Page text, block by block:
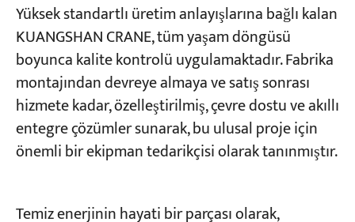
Yüksek standartlı üretim anlayışlarına bağlı kalan
KUANGSHAN CRANE, tüm yaşam döngüsü
boyunca kalite kontrolü uygulamaktadır. Fabrika
montajından devreye almaya ve satış sonrası
hizmete kadar, özelleştirilmiş, çevre dostu ve akıllı
entegre çözümler sunarak, bu ulusal proje için
önemli bir ekipman tedarikçisi olarak tanınmıştır.
Temiz enerjinin hayati bir parçası olarak,